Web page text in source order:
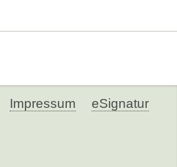
Impressum eSignatur